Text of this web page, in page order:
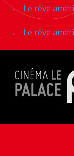
entre
les
articles
← Le rêve
entre
les
articles
← Le rêve